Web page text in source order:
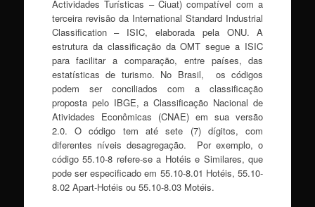
Actividades Turísticas – Ciuat) compatível com a
terceira revisão da International Standard Industrial
Classification – ISIC, elaborada pela ONU. A
estrutura da classificação da OMT segue a ISIC
para facilitar a comparação, entre países, das
estatísticas de turismo. No Brasil, os códigos
podem ser conciliados com a classificação
proposta pelo IBGE, a Classificação Nacional de
Atividades Econômicas (CNAE) em sua versão
2.0. O código tem até sete (7) dígitos, com
diferentes níveis desagregação. Por exemplo, o
código 55.10-8 refere-se a Hotéis e Similares, que
pode ser especificado em 55.10-8.01 Hotéis, 55.10-
8.02 Apart-Hotéis ou 55.10-8.03 Motéis.